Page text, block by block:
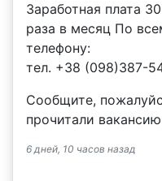
Заработная плата
раза в месяц По
телефону:
тел. +38 (098)387-
Сообщите,
прочитали
6 дней, 10 часов назад